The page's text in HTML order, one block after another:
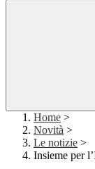
Home >
Novità >
Le notizie >
Insieme per